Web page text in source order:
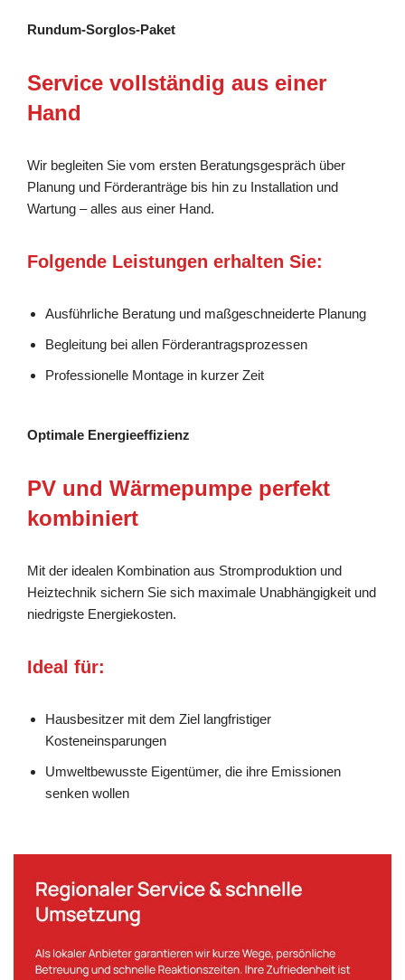
Rundum-Sorglos-Paket
Service vollständig aus einer
Hand
Wir begleiten Sie vom ersten Beratungsgespräch über
Planung und Förderanträge bis hin zu Installation und
Wartung – alles aus einer Hand.
Folgende Leistungen erhalten Sie:
Ausführliche Beratung und maßgeschneiderte Planung
Begleitung bei allen Förderantragsprozessen
Professionelle Montage in kurzer Zeit
Optimale Energieeffizienz
PV und Wärmepumpe perfekt
kombiniert
Mit der idealen Kombination aus Stromproduktion und
Heiztechnik sichern Sie sich maximale Unabhängigkeit und
niedrigste Energiekosten.
Ideal für:
Hausbesitzer mit dem Ziel langfristiger
Kosteneinsparungen
Umweltbewusste Eigentümer, die ihre Emissionen
senken wollen